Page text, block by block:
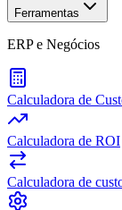
Ferramentas
ERP e Negócios
Calculadora de
Calculadora de ROI
Calculadora de